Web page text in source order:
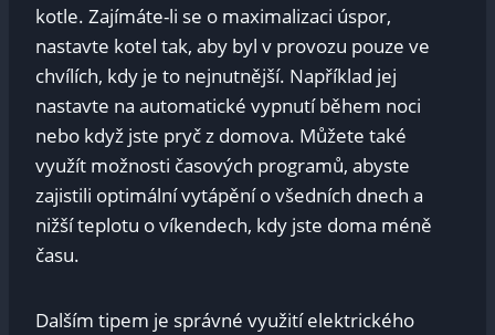
kotle. Zajímáte-li se o ⁢maximalizaci úspor,
nastavte kotel ⁢tak, aby byl ⁢v ⁢provozu​ pouze ve
chvílích, kdy je‍ to‍ nejnutnější. Například⁢ jej
nastavte na automatické vypnutí během noci
‌nebo když jste pryč z ⁤domova. Můžete také
využít možnosti časových ⁤programů, abyste
zajistili optimální ⁣vytápění o všedních dnech a
nižší teplotu o víkendech, kdy jste doma méně
času.
Dalším tipem‍ je správné využití ⁣elektrického